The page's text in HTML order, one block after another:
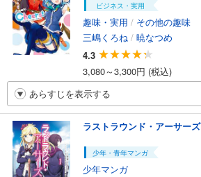
ビジネス・実用
趣味・実用 / その他の趣味
三嶋くろね / 暁なつめ
4.3
3,080～3,300円 (税込)
あらすじを表示する
ラストラウンド・アーサーズ
少年・青年マンガ
少年マンガ